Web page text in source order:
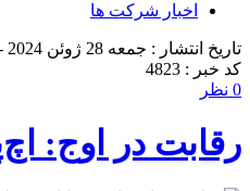
اخبار شرکت ها
تاریخ انتشار : جمعه 28 ژوئن 2024 - 17:44
کد خبر : 4823
0 نظر
رقابت در اوج: